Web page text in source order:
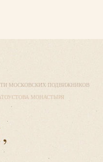
МОСКОВСКИХ ПОДВИЖНИКОВ
МОНАСТЫРЯ